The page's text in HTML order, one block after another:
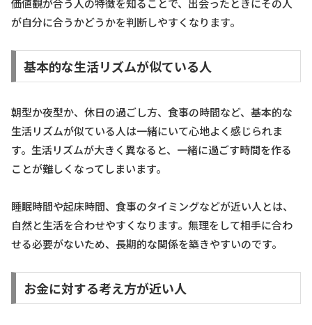
価値観が合う人の特徴を知ることで、出会ったときにその人
が自分に合うかどうかを判断しやすくなります。
基本的な生活リズムが似ている人
朝型か夜型か、休日の過ごし方、食事の時間など、基本的な
生活リズムが似ている人は一緒にいて心地よく感じられま
す。生活リズムが大きく異なると、一緒に過ごす時間を作る
ことが難しくなってしまいます。
睡眠時間や起床時間、食事のタイミングなどが近い人とは、
自然と生活を合わせやすくなります。無理をして相手に合わ
せる必要がないため、長期的な関係を築きやすいのです。
お金に対する考え方が近い人